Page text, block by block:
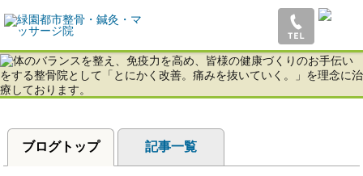
体のバランスを整え、免疫力を高め、皆様の健康づくりのお手伝いをする緑園都市
整骨・鍼灸・マッサージ院！
ブログトップ 記事一覧